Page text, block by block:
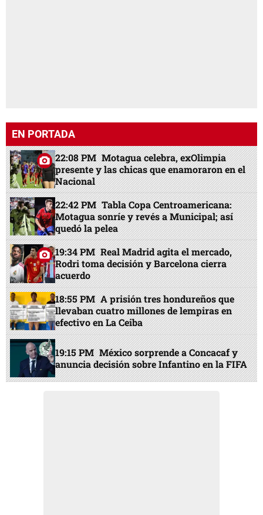
EN PORTADA
22:08 PM Motagua celebra, exOlimpia
presente y las chicas que enamoraron en el
Nacional
22:42 PM Tabla Copa Centroamericana:
Motagua sonríe y revés a Municipal; así
quedó la pelea
19:34 PM Real Madrid agita el mercado,
Rodri toma decisión y Barcelona cierra
acuerdo
18:55 PM A prisión tres hondureños que
llevaban cuatro millones de lempiras en
efectivo en La Ceiba
19:15 PM México sorprende a Concacaf y
anuncia decisión sobre Infantino en la FIFA